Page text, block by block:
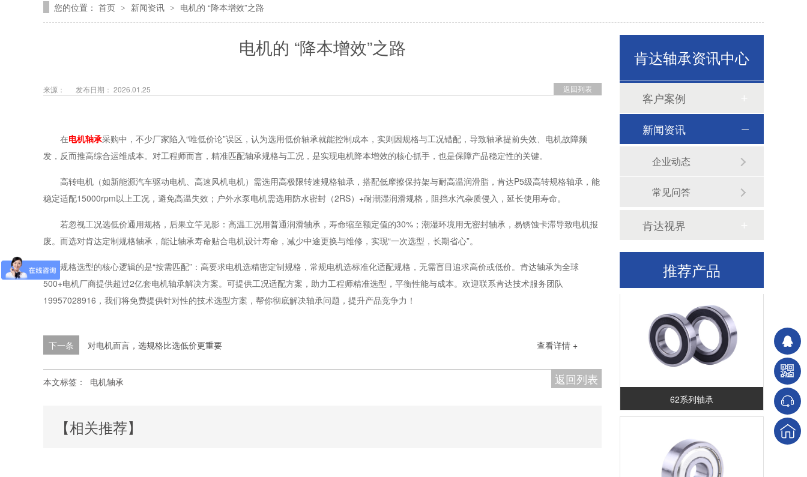
您的位置： 首页 > 新闻资讯 > 电机的 “降本增效”之路
电机的 “降本增效”之路
返回列表
来源： 发布日期： 2026.01.25
在电机轴承采购中，不少厂家陷入“唯低价论”误区，认为选用低价轴承就能控制成本，实则因规格与工况错配，导致轴承提前失效、电机故障频
发，反而推高综合运维成本。对工程师而言，精准匹配轴承规格与工况，是实现电机降本增效的核心抓手，也是保障产品稳定性的关键。
高转电机（如新能源汽车驱动电机、高速风机电机）需选用高极限转速规格轴承，搭配低摩擦保持架与耐高温润滑脂，肯达P5级高转规格轴承，能
稳定适配15000rpm以上工况，避免高温失效；户外水泵电机需选用防水密封（2RS）+耐潮湿润滑规格，阻挡水汽杂质侵入，延长使用寿命。
若忽视工况选低价通用规格，后果立竿见影：高温工况用普通润滑轴承，寿命缩至额定值的30%；潮湿环境用无密封轴承，易锈蚀卡滞导致电机报
废。而选对肯达定制规格轴承，能让轴承寿命贴合电机设计寿命，减少中途更换与维修，实现“一次选型，长期省心”。
规格选型的核心逻辑的是“按需匹配”：高要求电机选精密定制规格，常规电机选标准化适配规格，无需盲目追求高价或低价。肯达轴承为全球
500+电机厂商提供超过2亿套电机轴承解决方案。 可提供工况适配方案，助力工程师精准选型，平衡性能与成本。 欢迎联系肯达技术服务团队
19957028916，我们将免费提供针对性的技术选型方案，帮你彻底解决轴承问题，提升产品竞争力！
查看详情 +
下一条 对电机而言，选规格比选低价更重要
返回列表
本文标签： 电机轴承
【相关推荐】
肯达轴承资讯中心
客户案例
新闻资讯
企业动态
常见问答
肯达视界
推荐产品
62系列轴承